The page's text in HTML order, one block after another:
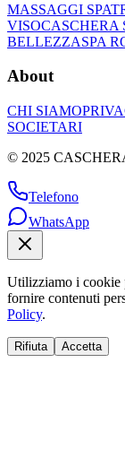
MASSAGGI SPA
VISOCASCHERA
BELLEZZASPA
About
CHI SIAMO
SOCIETARI
© 2025
Telefono
WhatsApp